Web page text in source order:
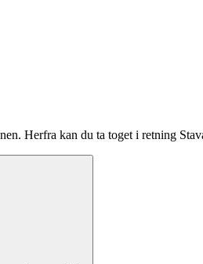
Herfra kan du ta toget i retning